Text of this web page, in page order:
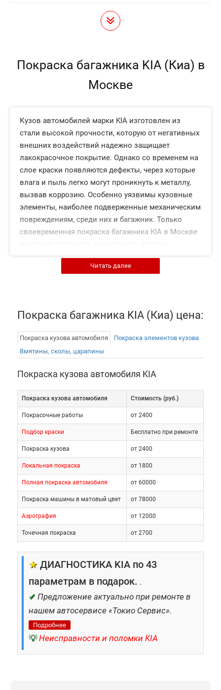
Покраска багажника KIA (Киа) в
Москве
Кузов автомобилей марки KIA изготовлен из
стали высокой прочности, которую от негативных
внешних воздействий надежно защищает
лакокрасочное покрытие. Однако со временем на
слое краски появляются дефекты, через которые
влага и пыль легко могут проникнуть к металлу,
вызвав коррозию. Особенно уязвимы кузовные
элементы, наиболее подверженные механическим
повреждениям, среди них и багажник. Только
своевременная покраска багажника KIA в Москве
Царапины, сколы и потертости на лакокрасочном
автомобиля. Именно этот кузовной элемент чаще
всего открывается и закрывается, что тоже
негативно сказывается на его состоянии. Не стоит
забывать и про абразивное воздействие пыли с
песком, а также мелких дорожных камней,
вылетающих из-под колес рядом идущих
Срочно покраска багажника KIA проводится, если:
кузовной элемент был
восстановлен после аварии;
на покрытии появляются
серьезные дефекты или множество
мелких повреждений;
внешний вид лакокрасочного слоя
оставляет желать лучшего из-за
естественного износа.
затратами на установку нового багажника,
которая обязательно потребуется при
повреждении металла коррозией, поэтому
медлить с устранением проблемы не
рекомендуется.
Читать далее
Покраска багажника KIA (Киа) цена:
Покраска кузова автомобиля
Покраска элементов кузова
Вмятины, сколы, царапины
Покраска кузова автомобиля KIA
Покраска кузова автомобиля Cтоимость (руб.)
Покрасочные работы от 2400
Подбор краски Бесплатно при ремонте
Покраска кузова от 2400
Локальная покраска от 1800
Полная покраска автомобиля от 60000
Покраска машины в матовый цвет от 78000
Аэрография от 12000
Точечная покраска от 2700
★ ДИАГНОСТИКА KIA по 43
параметрам в подарок. .
✔ Предложение актуально при ремонте в
нашем автосервисе «Токио Сервис».
Подробнее
💡 Неисправности и поломки KIA